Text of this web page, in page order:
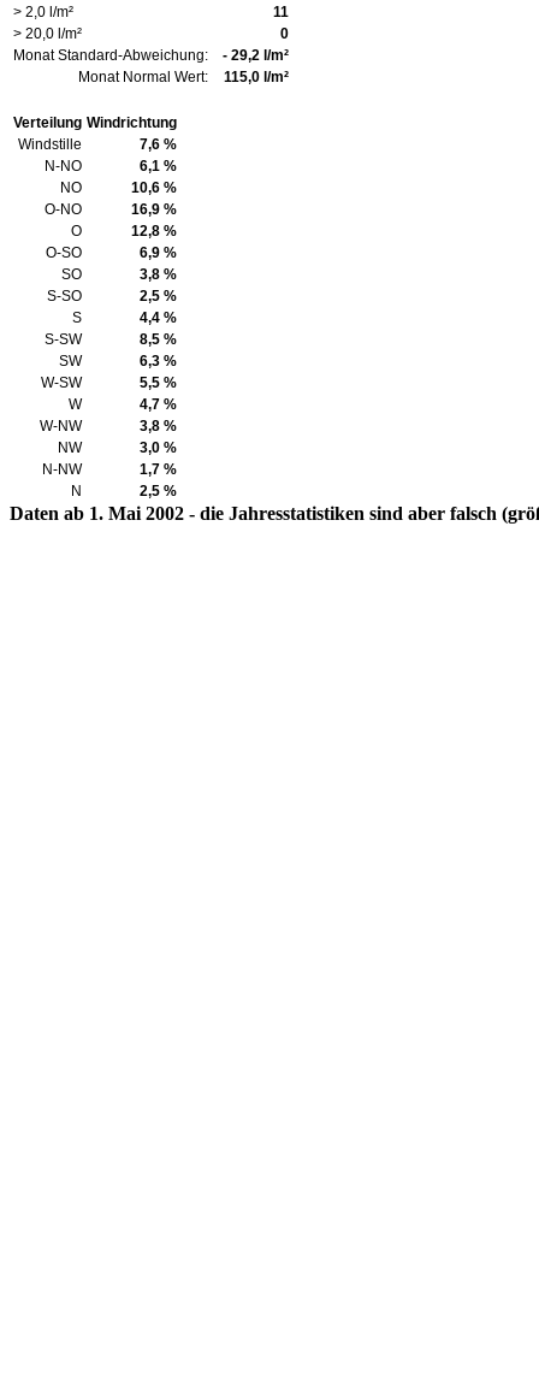
> 2,0 l/m²
11
> 20,0 l/m²
0
Monat Standard-Abweichung:
- 29,2 l/m²
Monat Normal Wert:
115,0 l/m²
Verteilung Windrichtung
Windstille
7,6 %
N-NO
6,1 %
NO
10,6 %
O-NO
16,9 %
O
12,8 %
O-SO
6,9 %
SO
3,8 %
S-SO
2,5 %
S
4,4 %
S-SW
8,5 %
SW
6,3 %
W-SW
5,5 %
W
4,7 %
W-NW
3,8 %
NW
3,0 %
N-NW
1,7 %
N
2,5 %
Daten ab 1. Mai 2002 - die Jahresstatistiken sind aber falsch